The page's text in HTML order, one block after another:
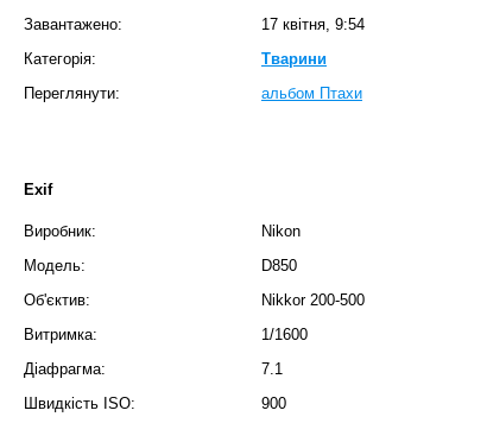
Завантажено:
17 квітня, 9:54
Категорія:
Тварини
Переглянути:
альбом Птахи
Exif
Виробник:
Nikon
Модель:
D850
Об'єктив:
Nikkor 200-500
Витримка:
1/1600
Діафрагма:
7.1
Швидкість ISO:
900